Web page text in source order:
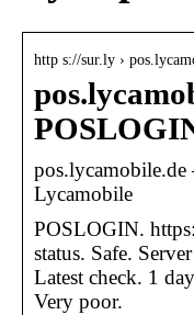
http s://sur.ly ›
Lycamobile
POSLOGIN.
status. Safe.
Latest check. 1
Very poor.